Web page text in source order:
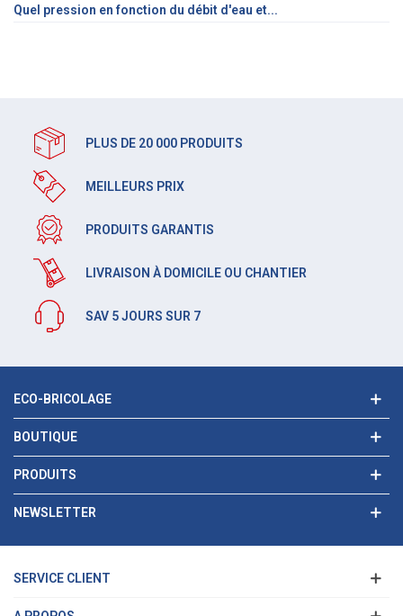
Quel pression en fonction du débit d'eau et...
PLUS DE 20 000 PRODUITS
MEILLEURS PRIX
PRODUITS GARANTIS
LIVRAISON À DOMICILE OU CHANTIER
SAV 5 JOURS SUR 7
ECO-BRICOLAGE
BOUTIQUE
PRODUITS
NEWSLETTER
SERVICE CLIENT